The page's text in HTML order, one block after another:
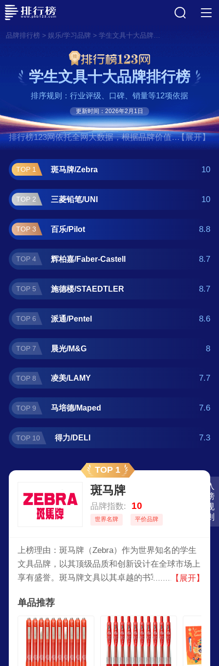
品牌排行榜> 娱乐/学习品牌 > 学生文具十大品牌排行榜
入
榜
规
则
学生文具十大品牌排行榜
排序规则：行业评级、口碑、销量等12项依据
更新时间：2026年2月1日
排行榜123网依托全网大数据，根据品牌价值、
口碑评价等多项指数评选出了学生文具十大品
牌排行榜,前十名分别是斑马牌/Zebra、三菱铅
笔/UNI、百乐/Pilot、辉柏嘉/Faber-Castell、施
德楼/STAEDTLER、派通/Pentel、晨光/M&G、
凌美/LAMY、马培德/Maped、得力/DELI。如果
您正在查找学生文具什么牌子好？那么本学生
文具十大品牌榜单可供您作为选购参考，我们
致力于用最真实的用户数据推荐口碑最好的学
生文具品牌，让您选得放心。(榜单每月更新一
【展开】
TOP 1 斑马牌/Zebra 10
TOP 2 三菱铅笔/UNI 10
TOP 3 百乐/Pilot 8.8
TOP 4 辉柏嘉/Faber-Castell 8.7
TOP 5 施德楼/STAEDTLER 8.7
TOP 6 派通/Pentel 8.6
TOP 7 晨光/M&G 8
TOP 8 凌美/LAMY 7.7
TOP 9 马培德/Maped 7.6
TOP 10 得力/DELI 7.3
TOP 1
斑马牌
品牌指数: 10
世界名牌 平价品牌
上榜理由：斑马牌（Zebra）作为世界知名的学生
文具品牌，以其顶级品质和创新设计在全球市场上
享有盛誉。斑马牌文具以其卓越的书写体验和耐用
笔都能带来流畅、舒适的书写感受。
【展开】
单品推荐